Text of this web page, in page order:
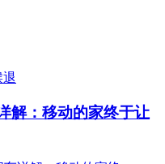
解：移动的家终于让